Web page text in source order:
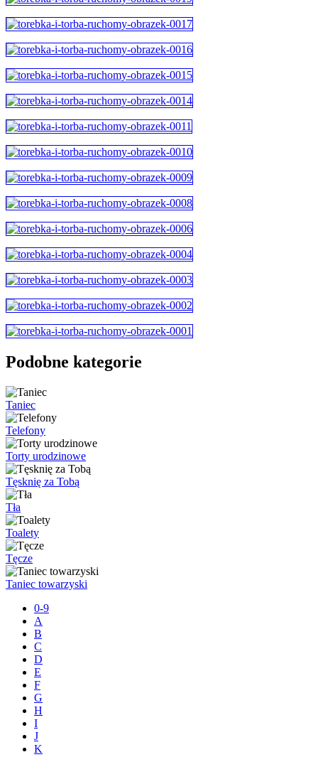
Podobne kategorie
Taniec
Telefony
Torty urodzinowe
Tęsknię za Tobą
Tła
Toalety
Tęcze
Taniec towarzyski
0-9
A
B
C
D
E
F
G
H
I
J
K